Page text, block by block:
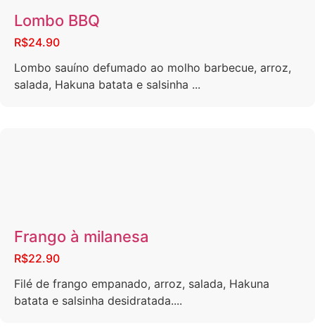
Lombo BBQ
R$24.90
Lombo sauíno defumado ao molho barbecue, arroz,
salada, Hakuna batata e salsinha ...
Frango à milanesa
R$22.90
Filé de frango empanado, arroz, salada, Hakuna
batata e salsinha desidratada....